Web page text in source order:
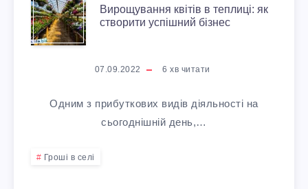
У
Т
К
В
Н
Я
И
У
В
І
К
И
А
Т
А
Г
И
О
У
Вирощування квітів в теплиці: як
створити успішний бізнес
07.09.2022 6 хв читати
Одним з прибуткових видів діяльності на
сьогоднішній день,…
Гроші в селі